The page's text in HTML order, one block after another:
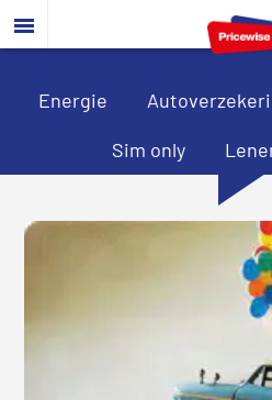
Door
naar
hoofd
Spring
naar
eerste
Spring
naar
voettekst
Energie
Sim only